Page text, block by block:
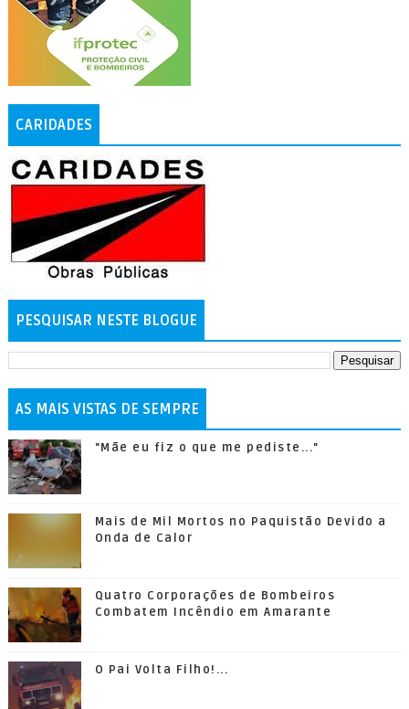
CARIDADES
PESQUISAR NESTE BLOGUE
AS MAIS VISTAS DE SEMPRE
"Mãe eu fiz o que me pediste..."
Mais de Mil Mortos no Paquistão Devido a
Onda de Calor
Quatro Corporações de Bombeiros
Combatem Incêndio em Amarante
O Pai Volta Filho!...